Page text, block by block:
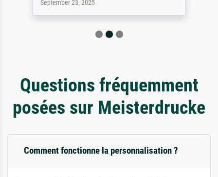
September 23, 2025
Questions fréquemment
posées sur Meisterdrucke
Comment fonctionne la personnalisation ?